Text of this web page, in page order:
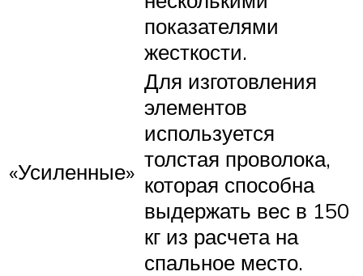
показателями
жесткости.
«Усиленные»
Для изготовления
элементов
используется
толстая проволока,
которая способна
выдержать вес в 150
кг из расчета на
спальное место.